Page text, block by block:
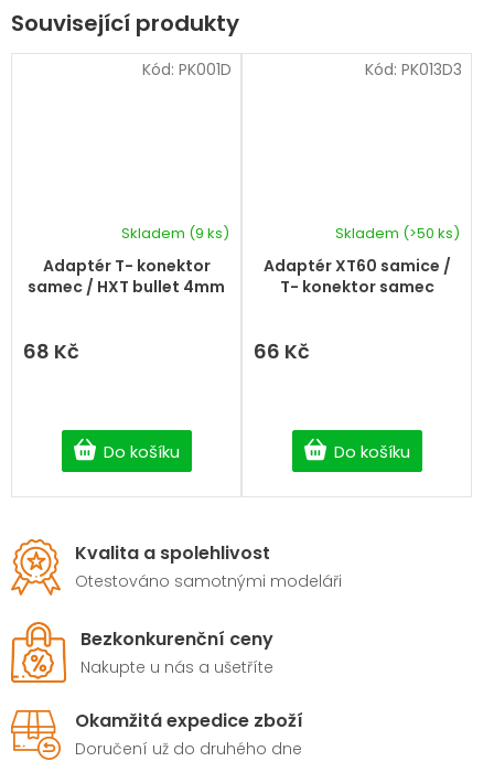
Související produkty
Adaptér T- konektor
samec / HXT bullet 4mm
Skladem (9 ks)
68 Kč
Do košíku
Kód: PK001D
Adaptér XT60 samice /
T- konektor samec
Skladem (>50 ks)
66 Kč
Do košíku
Kód: PK013D3
Kvalita a spolehlivost
Otestováno samotnými modeláři
Bezkonkurenční ceny
Nakupte u nás a ušetříte
Okamžitá expedice zboží
Doručení už do druhého dne